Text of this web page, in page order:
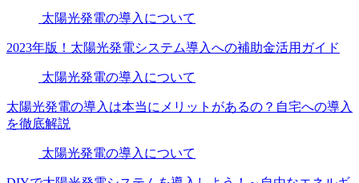
太陽光発電の導入について
2023年版！太陽光発電システム導入への補助金活用ガイド
太陽光発電の導入について
太陽光発電の導入は本当にメリットがあるの？自宅への導入
を徹底解説
太陽光発電の導入について